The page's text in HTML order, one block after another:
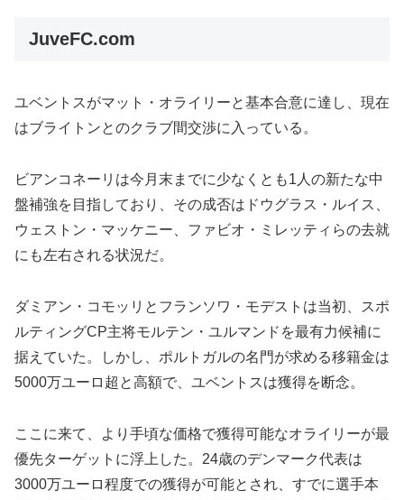
JuveFC.com
ユベントスがマット・オライリーと基本合意に達し、現在
はブライトンとのクラブ間交渉に入っている。
ビアンコネーリは今月末までに少なくとも1人の新たな中
盤補強を目指しており、その成否はドウグラス・ルイス、
ウェストン・マッケニー、ファビオ・ミレッティらの去就
にも左右される状況だ。
ダミアン・コモッリとフランソワ・モデストは当初、スポ
ルティングCP主将モルテン・ユルマンドを最有力候補に
据えていた。しかし、ポルトガルの名門が求める移籍金は
5000万ユーロ超と高額で、ユベントスは獲得を断念。
ここに来て、より手頃な価格で獲得可能なオライリーが最
優先ターゲットに浮上した。24歳のデンマーク代表は
3000万ユーロ程度での獲得が可能とされ、すでに選手本